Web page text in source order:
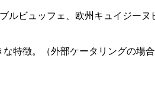
ビュッフェ、欧州キュイジー
特徴。（外部ケータリングの場